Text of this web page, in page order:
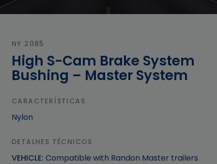
NY 2085
High S-Cam Brake System
Bushing – Master System
CARACTERÍSTICAS
Nylon
DETALHES TÉCNICOS
VEHICLE: Compatible with Randon Master trailers